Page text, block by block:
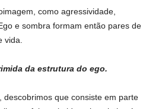
como agressividade,
e sombra formam então pares de
vida.
da estrutura do ego.
que consiste em parte